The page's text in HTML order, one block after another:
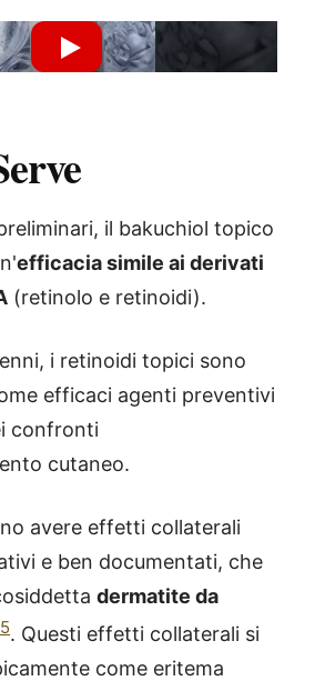
Riproduci Video YouTube
il bakuchiol topico
efficacia simile ai derivati
(retinolo e retinoidi).
i retinoidi topici sono
efficaci agenti preventivi
confronti
cutaneo.
avere effetti collaterali
e ben documentati, che
dermatite da
5. Questi effetti collaterali si
come eritema